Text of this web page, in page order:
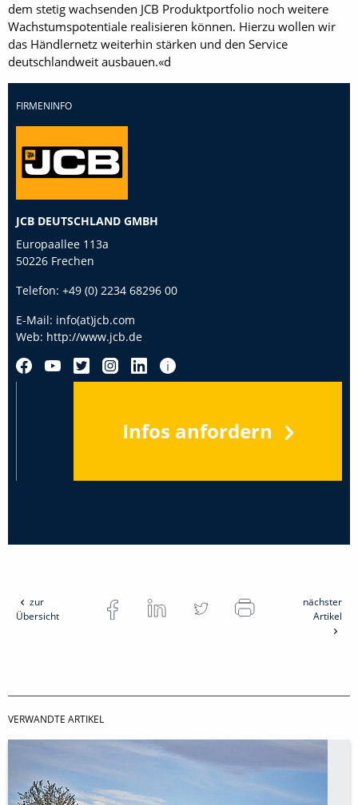
dem stetig wachsenden JCB Produktportfolio noch weitere
Wachstumspotentiale realisieren können. Hierzu wollen wir
das Händlernetz weiterhin stärken und den Service
deutschlandweit ausbauen.«d
FIRMENINFO
JCB DEUTSCHLAND GMBH
Europaallee 113a
50226 Frechen
Telefon: +49 (0) 2234 68296 00
E-Mail: info(at)jcb.com
Web: http://www.jcb.de
Infos anfordern
zur
Übersicht
nächster
Artikel
VERWANDTE ARTIKEL